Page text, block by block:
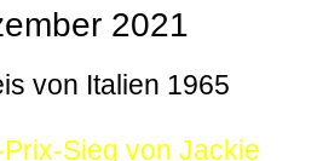
2021
von Italien 1965
Sieg von Jackie